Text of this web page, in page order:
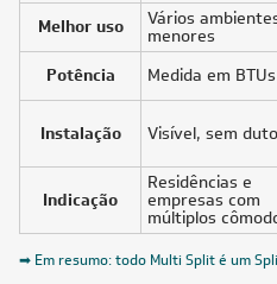
Melhor uso
Vários
menores
Potência
Medida em BTUs
Instalação Visível, sem
Indicação
Residências e
empresas com
múltiplos
➡ Em resumo: todo Multi Split é um